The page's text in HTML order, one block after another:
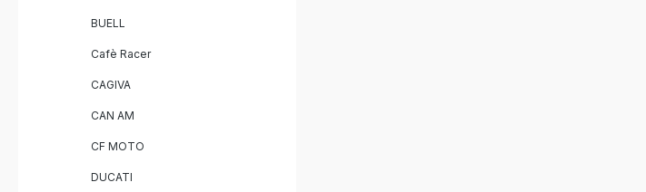
BUELL
Cafè Racer
CAGIVA
CAN AM
CF MOTO
DUCATI